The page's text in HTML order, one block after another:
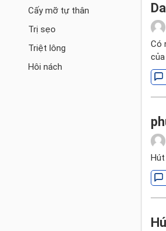
Cấy mỡ tự thân
Trị sẹo
Triệt lông
Hôi nách
Có